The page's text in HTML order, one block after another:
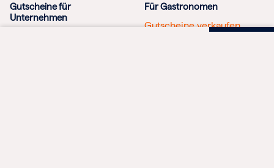
Gutscheine für
Unternehmen
Für Gastronomen
Gutscheine verkaufen